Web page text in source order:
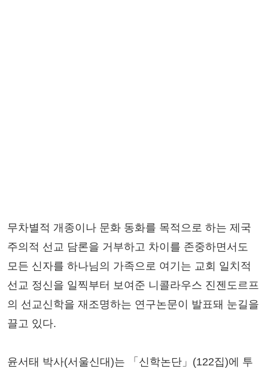
무차별적 개종이나 문화 동화를 목적으로 하는 제국
주의적 선교 담론을 거부하고 차이를 존중하면서도
모든 신자를 하나님의 가족으로 여기는 교회 일치적
선교 정신을 일찍부터 보여준 니콜라우스 진젠도르프
의 선교신학을 재조명하는 연구논문이 발표돼 눈길을
끌고 있다.
윤서태 박사(서울신대)는 「신학논단」(122집)에 투